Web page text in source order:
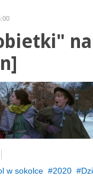
w sokolce 2020